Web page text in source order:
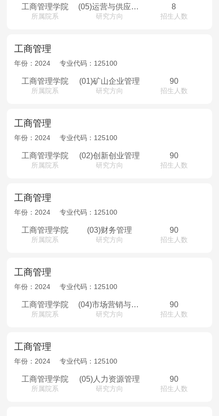
工商管理学院
所属院系
(05)运营与供应链管理
研究方向
8
招生人数
工商管理
年份： 2024 专业代码： 125100
工商管理学院
所属院系
(01)矿山企业管理
研究方向
90
招生人数
工商管理
年份： 2024 专业代码： 125100
工商管理学院
所属院系
(02)创新创业管理
研究方向
90
招生人数
工商管理
年份： 2024 专业代码： 125100
工商管理学院
所属院系
(03)财务管理
研究方向
90
招生人数
工商管理
年份： 2024 专业代码： 125100
工商管理学院
所属院系
(04)市场营销与电子商务
研究方向
90
招生人数
工商管理
年份： 2024 专业代码： 125100
工商管理学院
所属院系
(05)人力资源管理
研究方向
90
招生人数